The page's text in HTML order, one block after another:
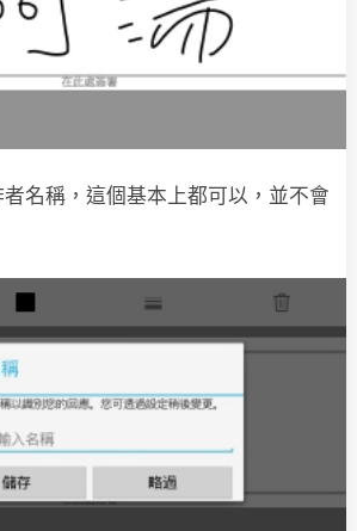
名稱，這個基本上都可以，並不會